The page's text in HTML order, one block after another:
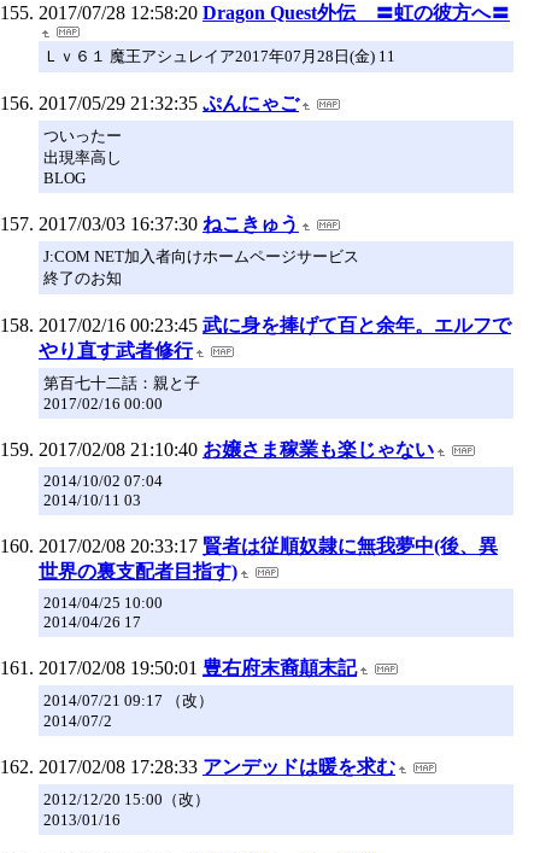
2017/07/28 12:58:20 Dragon Quest外伝 〓虹の彼方へ〓
Ｌｖ６１ 魔王アシュレイア2017年07月28日(金) 11
2017/05/29 21:32:35 ぷんにゃご
ついったー
出現率高し
BLOG
2017/03/03 16:37:30 ねこきゅう
J:COM NET加入者向けホームページサービス
終了のお知
2017/02/16 00:23:45 武に身を捧げて百と余年。エルフで
やり直す武者修行
第百七十二話：親と子
2017/02/16 00:00
2017/02/08 21:10:40 お嬢さま稼業も楽じゃない
2014/10/02 07:04
2014/10/11 03
2017/02/08 20:33:17 賢者は従順奴隷に無我夢中(後、異
世界の裏支配者目指す)
2014/04/25 10:00
2014/04/26 17
2017/02/08 19:50:01 豊右府末裔顛末記
2014/07/21 09:17 （改）
2014/07/2
2017/02/08 17:28:33 アンデッドは暖を求む
2012/12/20 15:00（改）
2013/01/16